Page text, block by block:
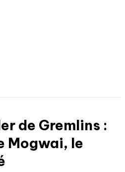
de Gremlins :
Mogwai, le